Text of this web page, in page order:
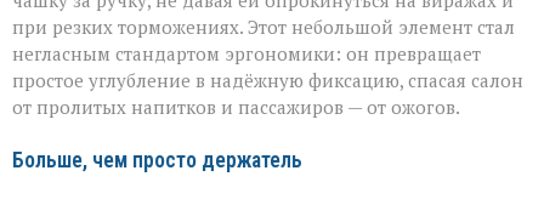
при резких торможениях. Этот небольшой элемент стал
негласным стандартом эргономики: он превращает
простое углубление в надёжную фиксацию, спасая салон
от пролитых напитков и пассажиров — от ожогов.
Больше, чем просто держатель